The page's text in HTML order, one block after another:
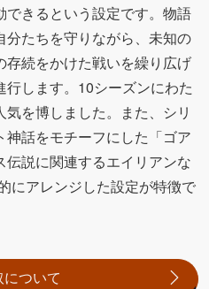
きるという設定です。物語
たちを守りながら、未知の
続をかけた戦いを繰り広げ
します。10シーズンにわた
を博しました。また、シリ
話をモチーフにした「ゴア
説に関連するエイリアンな
にアレンジした設定が特徴で
ついて